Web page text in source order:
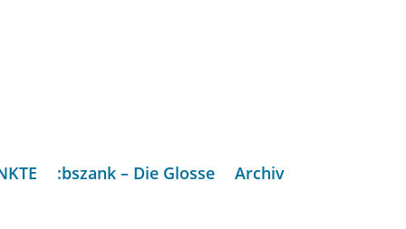
:bszank – Die Glosse Archiv